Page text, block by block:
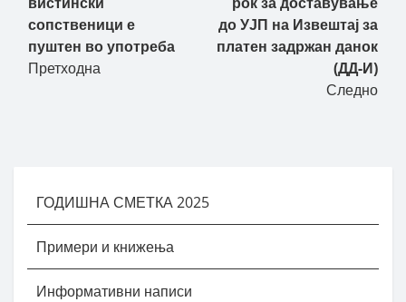
сопственици е
пуштен во употреба
Претходна
до УЈП на Извештај за
платен задржан данок
(ДД-И)
Следно
ГОДИШНА СМЕТКА 2025
Примери и книжења
Информативни написи